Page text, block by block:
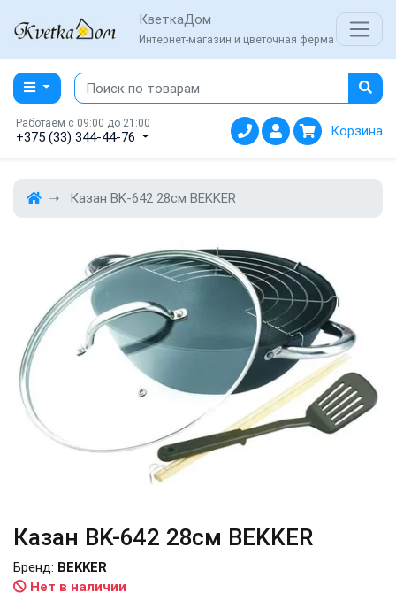
КветкаДом
Интернет-магазин и цветочная ферма
Работаем с 09:00 до 21:00
+375 (33) 344-44-76 Корзина
Казан BK-642 28см BEKKER
Казан BK-642 28см BEKKER
Нет в наличии
Бренд: BEKKER